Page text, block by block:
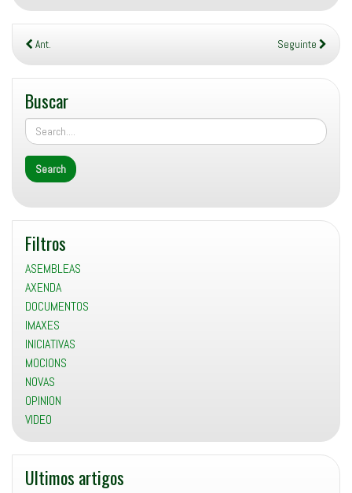
Ant. Seguinte
Buscar
Filtros
ASEMBLEAS
AXENDA
DOCUMENTOS
IMAXES
INICIATIVAS
MOCIONS
NOVAS
OPINION
VIDEO
Ultimos artigos